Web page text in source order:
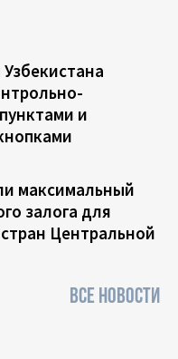
и
максимальный
залога для
Центральной
ВСЕ НОВОСТИ